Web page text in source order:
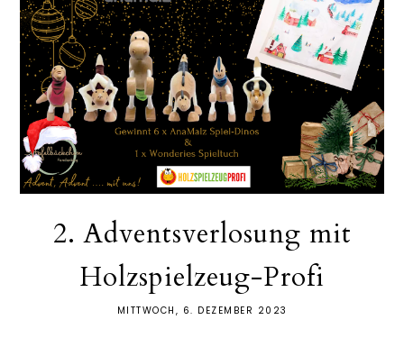
2. Adventsverlosung mit
Holzspielzeug-Profi
MITTWOCH, 6. DEZEMBER 2023